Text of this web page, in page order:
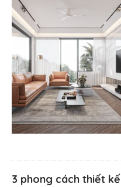
3 phong cách thiết kế